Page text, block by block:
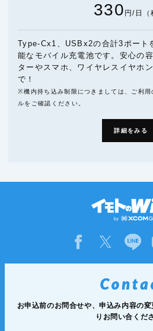
330 円/日（
Type-Cx1、USBx2の合計3ポート
能なモバイル充電池です。安心の
ターやスマホ、ワイヤレスイヤホ
で！
※機内持ち込み制限につきましては、ご利用
ルをご確認ください。
詳細をみる
お申込前のお問合せや、申込み内容の
りお問い合くだ